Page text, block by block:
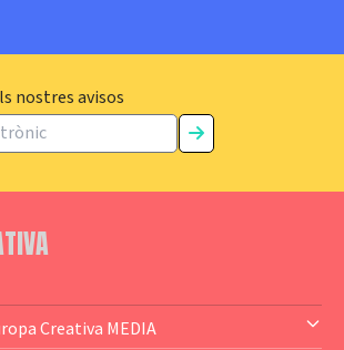
nostres avisos
Creativa MEDIA